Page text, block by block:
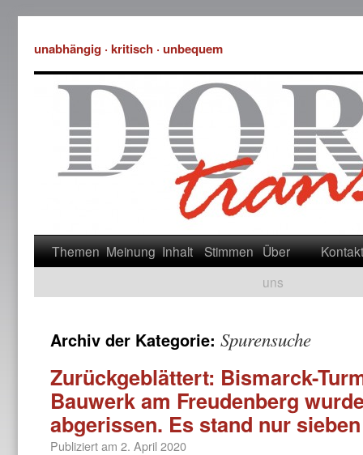
unabhängig · kritisch · unbequem
Themen Meinung Inhalt Stimmen Über
uns
Kontakt
Archiv der Kategorie: Spurensuche
Zurückgeblättert: Bismarck-
Bauwerk am Freudenberg
abgerissen. Es stand nur
Publiziert am 2. April 2020